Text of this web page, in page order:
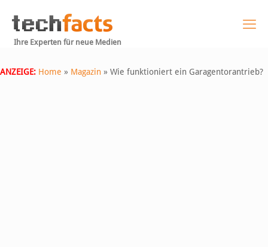
Ihre Experten für neue Medien
ANZEIGE: Home » Magazin » Wie funktioniert ein Garagentorantrieb?